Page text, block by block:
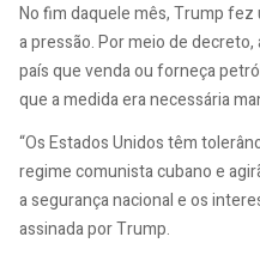
No fim daquele mês, Trump
a pressão. Por meio de
país que venda ou forneça
que a medida era necessária
“Os Estados Unidos têm
regime comunista cubano e
a segurança nacional e os
assinada por Trump.